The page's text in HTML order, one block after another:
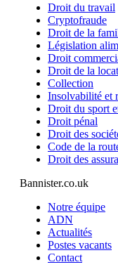
Droit du travail
Cryptofraude
Droit de la
Législation
Droit
Droit de la
Collection
Insolvabilité et
Droit du sport
Droit pénal
Droit des
Code de la
Droit des
Bannister.co.uk
Notre équipe
ADN
Actualités
Postes vacants
Contact